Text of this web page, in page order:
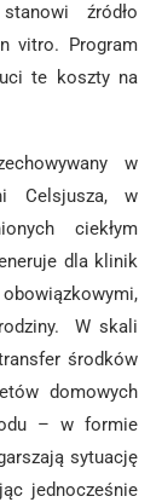
źródło
vitro. Program
te koszty na
w
Celsjusza, w
ciekłym
dla klinik
W skali
środków
domowych
– w formie
sytuację
jednocześnie